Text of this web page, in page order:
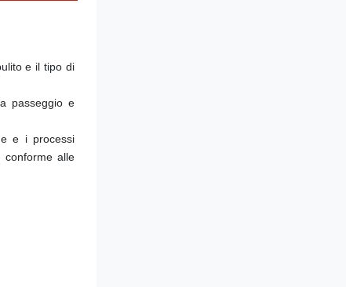
e il tipo di
passeggio e
e i processi
conforme alle